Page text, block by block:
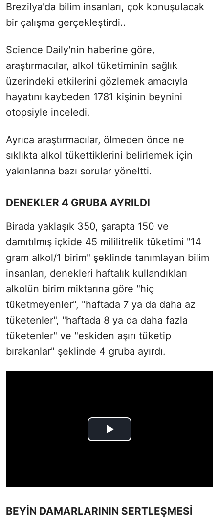
Brezilya'da bilim insanları, çok konuşulacak
bir çalışma gerçekleştirdi..
Science Daily'nin haberine göre,
araştırmacılar, alkol tüketiminin sağlık
üzerindeki etkilerini gözlemek amacıyla
hayatını kaybeden 1781 kişinin beynini
otopsiyle inceledi.
Ayrıca araştırmacılar, ölmeden önce ne
sıklıkta alkol tükettiklerini belirlemek için
yakınlarına bazı sorular yöneltti.
DENEKLER 4 GRUBA AYRILDI
Birada yaklaşık 350, şarapta 150 ve
damıtılmış içkide 45 mililitrelik tüketimi "14
gram alkol/1 birim" şeklinde tanımlayan bilim
insanları, denekleri haftalık kullandıkları
alkolün birim miktarına göre "hiç
tüketmeyenler", "haftada 7 ya da daha az
tüketenler", "haftada 8 ya da daha fazla
tüketenler" ve "eskiden aşırı tüketip
bırakanlar" şeklinde 4 gruba ayırdı.
BEYİN DAMARLARININ SERTLEŞMESİ